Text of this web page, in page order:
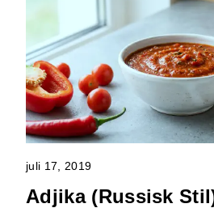
juli 17, 2019
Adjika (Russisk